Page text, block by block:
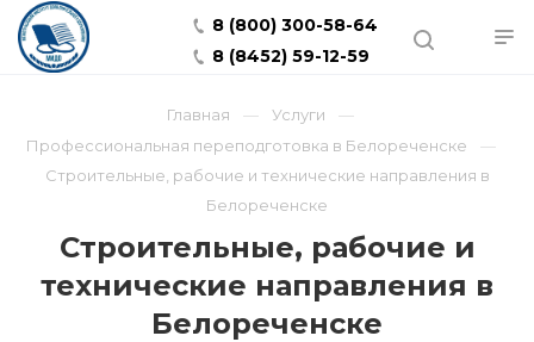
8 (800) 300-58-64
8 (8452) 59-12-59
Главная
Услуги
Профессиональная переподготовка в Белореченске
Строительные, рабочие и технические направления в
Белореченске
Строительные, рабочие и
технические направления в
Белореченске